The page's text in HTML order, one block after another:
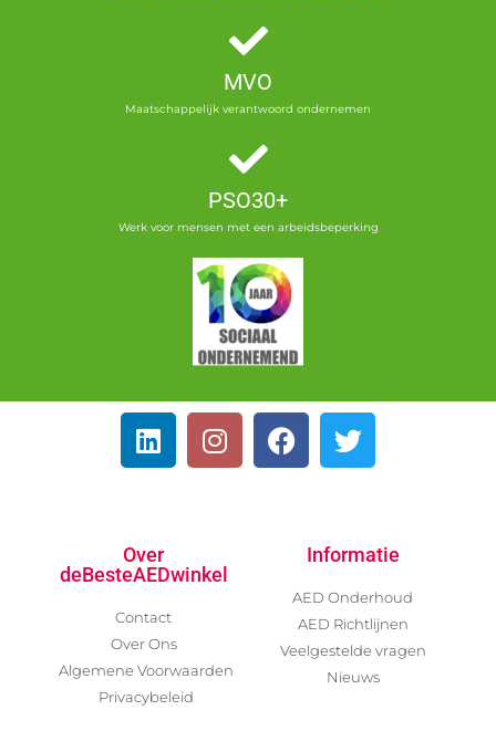
MVO
Maatschappelijk verantwoord ondernemen
PSO30+
Werk voor mensen met een arbeidsbeperking
Over
deBesteAEDwinkel
Contact
Over Ons
Algemene Voorwaarden
Privacybeleid
Informatie
AED Onderhoud
AED Richtlijnen
Veelgestelde vragen
Nieuws